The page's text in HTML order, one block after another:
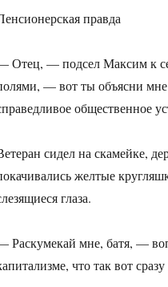
правда
Отец, — подсел Максим к
— вот ты объясни
общественное
сидел на скамейке,
желтые
глаза.
Раскумекай мне, батя, —
что так вот